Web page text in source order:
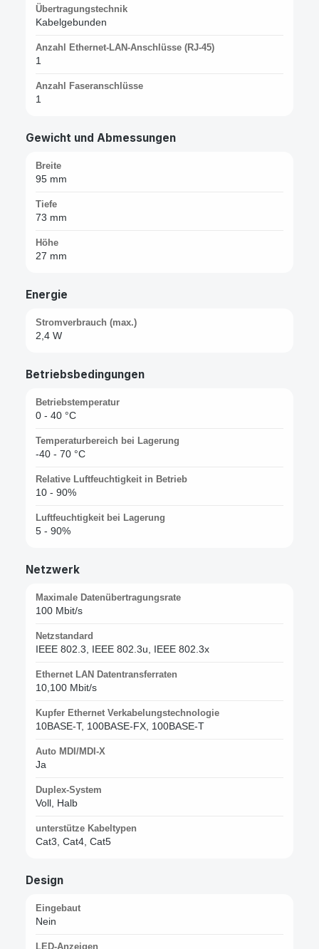
Übertragungstechnik
Kabelgebunden
Anzahl Ethernet-LAN-Anschlüsse (RJ-45)
1
Anzahl Faseranschlüsse
1
Gewicht und Abmessungen
Breite
95 mm
Tiefe
73 mm
Höhe
27 mm
Energie
Stromverbrauch (max.)
2,4 W
Betriebsbedingungen
Betriebstemperatur
0 - 40 °C
Temperaturbereich bei Lagerung
-40 - 70 °C
Relative Luftfeuchtigkeit in Betrieb
10 - 90%
Luftfeuchtigkeit bei Lagerung
5 - 90%
Netzwerk
Maximale Datenübertragungsrate
100 Mbit/s
Netzstandard
IEEE 802.3, IEEE 802.3u, IEEE 802.3x
Ethernet LAN Datentransferraten
10,100 Mbit/s
Kupfer Ethernet Verkabelungstechnologie
10BASE-T, 100BASE-FX, 100BASE-T
Auto MDI/MDI-X
Ja
Duplex-System
Voll, Halb
unterstütze Kabeltypen
Cat3, Cat4, Cat5
Design
Eingebaut
Nein
LED-Anzeigen